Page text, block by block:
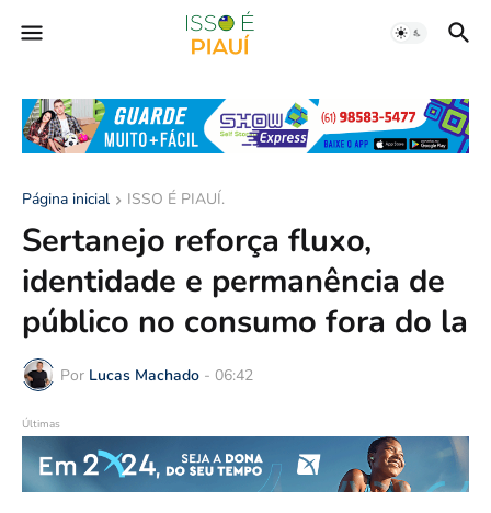
Página inicial ISSO É PIAUÍ.
Sertanejo reforça fluxo,
identidade e permanência de
público no consumo fora do la
Por Lucas Machado - 06:42
Últimas